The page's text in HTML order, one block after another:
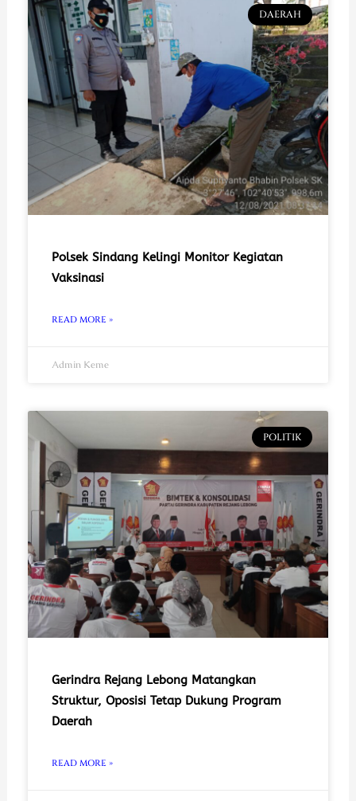
DAERAH
Polsek Sindang Kelingi Monitor Kegiatan
Vaksinasi
READ MORE »
Admin Keme
POLITIK
Gerindra Rejang Lebong Matangkan
Struktur, Oposisi Tetap Dukung Program
Daerah
READ MORE »